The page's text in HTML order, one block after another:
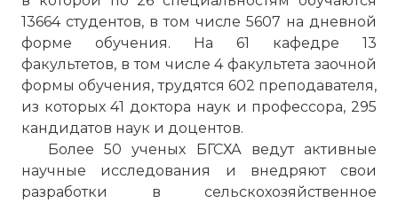
13664 студентов, в том числе 5607 на дневной
форме обучения. На 61 кафедре 13
факультетов, в том числе 4 факультета заочной
формы обучения, трудятся 602 преподавателя,
из которых 41 доктора наук и профессора, 295
кандидатов наук и доцентов.
Более 50 ученых БГСХА ведут активные
научные исследования и внедряют свои
разработки в сельскохозяйственное